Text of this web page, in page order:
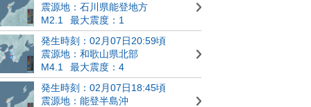
震源地：石川県能登地方
M2.1
最大震度：1
発生時刻：02月07日20:59頃
震源地：和歌山県北部
M4.1
最大震度：4
発生時刻：02月07日18:45頃
震源地：能登半島沖